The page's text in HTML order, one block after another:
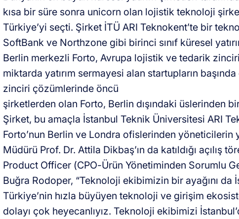
kısa bir süre sonra unicorn olan lojistik teknoloji
Türkiye’yi seçti. Şirket İTÜ ARI Teknokent’te bir
SoftBank ve Northzone gibi birinci sınıf küresel
Berlin merkezli Forto, Avrupa lojistik ve tedarik
miktarda yatırım sermayesi alan startupların
zinciri çözümlerinde öncü
şirketlerden olan Forto, Berlin dışındaki üslerinden
Şirket, bu amaçla İstanbul Teknik Üniversitesi ARI
Forto’nun Berlin ve Londra ofislerinden yöneticilerin
Müdürü Prof. Dr. Attila Dikbaş’ın da katıldığı açılış
Product Officer (CPO-Ürün Yönetiminden Sorumlu
Buğra Rodoper, “Teknoloji ekibimizin bir ayağını da
Türkiye’nin hızla büyüyen teknoloji ve girişim
dolayı çok heyecanlıyız. Teknoloji ekibimizi